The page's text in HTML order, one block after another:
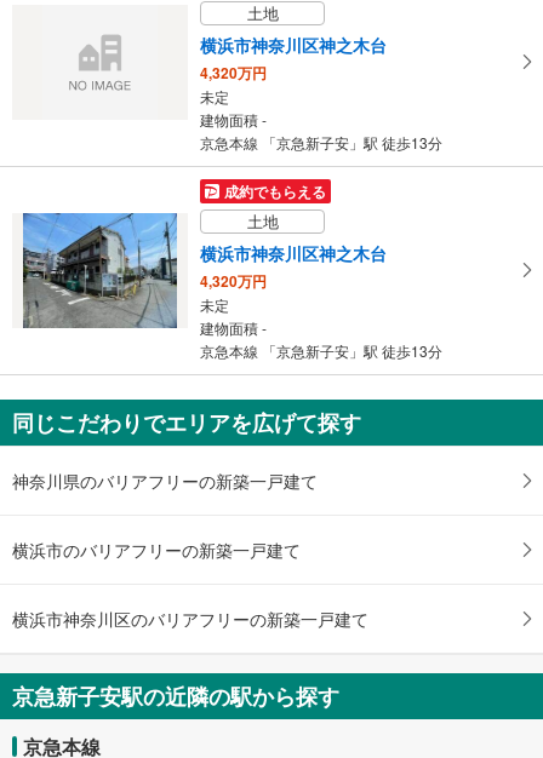
土地
横浜市神奈川区神之木台
4,320万円
未定
建物面積 -
京急本線 「京急新子安」駅 徒歩13分
成約でもらえる
土地
横浜市神奈川区神之木台
4,320万円
未定
建物面積 -
京急本線 「京急新子安」駅 徒歩13分
同じこだわりでエリアを広げて探す
神奈川県のバリアフリーの新築一戸建て
横浜市のバリアフリーの新築一戸建て
横浜市神奈川区のバリアフリーの新築一戸建て
京急新子安駅の近隣の駅から探す
京急本線